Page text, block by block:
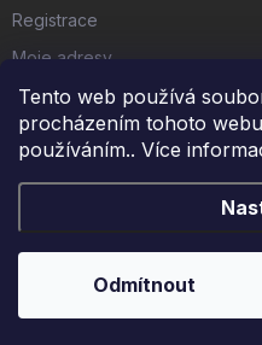
Tento web používá
procházením tohoto
používáním.. Více
Odmítnout
Registrace
Moje adresy
FACEBOOK
Copyright 2026